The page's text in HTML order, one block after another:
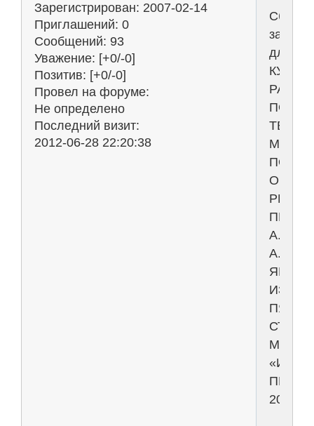
Зарегистрирован: 2007-02-14
Приглашений: 0
Сообщений: 93
Уважение: [+0/-0]
Позитив: [+0/-0]
Провел на форуме:
Не определено
Последний визит:
2012-06-28 22:20:38
для
РАБОТ
ПО
ПОД
ПРОФ.
А.
А.
2006